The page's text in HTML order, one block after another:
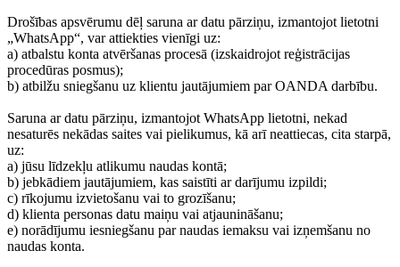
Drošības apsvērumu dēļ saruna ar datu pārziņu, izmantojot lietotni
„WhatsApp“, var attiekties vienīgi uz:
a) atbalstu konta atvēršanas procesā (izskaidrojot reģistrācijas
procedūras posmus);
b) atbilžu sniegšanu uz klientu jautājumiem par OANDA darbību.
Saruna ar datu pārziņu, izmantojot WhatsApp lietotni, nekad
nesaturēs nekādas saites vai pielikumus, kā arī neattiecas, cita starpā,
uz:
a) jūsu līdzekļu atlikumu naudas kontā;
b) jebkādiem jautājumiem, kas saistīti ar darījumu izpildi;
c) rīkojumu izvietošanu vai to grozīšanu;
d) klienta personas datu maiņu vai atjaunināšanu;
e) norādījumu iesniegšanu par naudas iemaksu vai izņemšanu no
naudas konta.